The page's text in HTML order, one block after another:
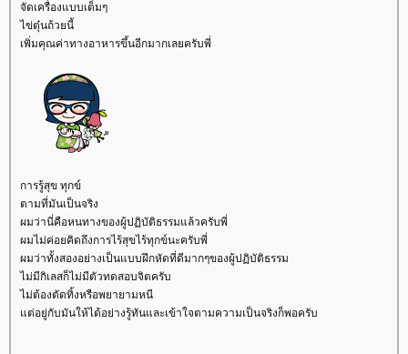
จัดเครื่องแบบเต็มๆ
ไข่ตุ๋นถ้วยนี้
เพิ่มคุณค่าทางอาหารขึ้นอีกมากเลยครับพี่
การรู้สุข ทุกข์
ตามที่มันเป็นจริง
ผมว่านี่คือหนทางของผู้ปฏิบัติธรรมแล้วครับพี่
ผมไม่ค่อยคิดถึงการไร้สุขไร้ทุกข์นะครับพี่
ผมว่าทั้งสองอย่างเป็นแบบฝึกหัดที่ดีมากๆของผู้ปฏิบัติธรรม
ไม่มีกิเลสก็ไม่มีตัวทดสอบจิตครับ
ไม่ต้องตัดทิ้งหรือพยายามหนี
ต่อยู่กับมันให้ได้อย่างรู้ทันและเข้าใจตามความเป็นจริงก็พอครับ